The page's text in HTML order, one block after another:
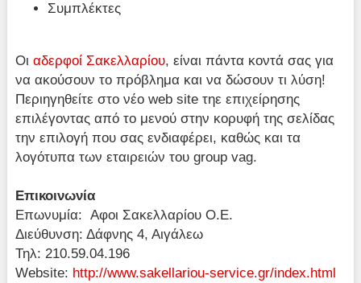
Συμπλέκτες
Οιαδερφοί Σακελλαρίου, είναι πάντα κοντά σας για
να ακούσουν το πρόβλημα και να δώσουν τι λύση!
Περιηγηθείτε στο νέο web site τηε επιχείρησης
επιλέγοντας από το μενού στην κορυφή της σελίδας
την επιλογή που σας ενδιαφέρει, καθώς και τα
λογότυπα των εταιρειών του group vag.
Επικοινωνία
Επωνυμία: Αφοι Σακελλαρίου Ο.Ε.
Διεύθυνση: Δάφνης 4, Αιγάλεω
Τηλ: 210.59.04.196
Website: http://www.sakellariou-service.gr/index.html